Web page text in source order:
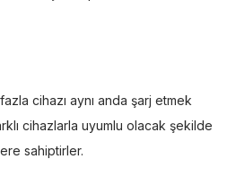
cihazı aynı anda şarj etmek
cihazlarla uyumlu olacak şekilde
sahiptirler.